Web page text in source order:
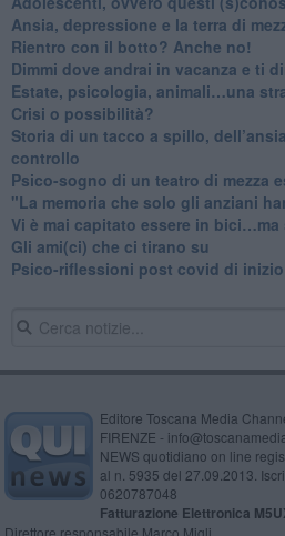
Ansia, depressione e la terra di
​Rientro con il botto? Anche no!
Dimmi dove andrai in vacanza e ti
​Estate, psicologia, animali…una
​Crisi o possibilità?
​Storia di un tacco a spillo,
controllo
​Psico-sogno di un teatro di mezza
"La memoria che solo gli anziani
​Vi è mai capitato essere in bici…ma
​Gli ami(ci) che ci tirano su
Psico-riflessioni post covid di
Editore Toscana Media
FIRENZE -
NEWS quotidiano on line
al n. 5935 del 27.09.2013.
0620787048
Fatturazione Elettronica
Direttore responsabile Marco Migli